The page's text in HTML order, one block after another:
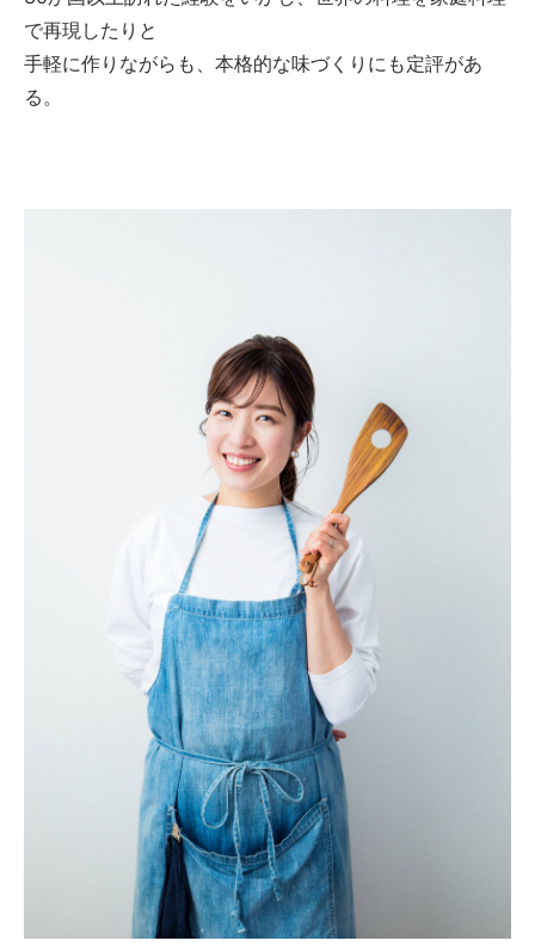
で再現したりと
手軽に作りながらも、本格的な味づくりにも定評があ
る。